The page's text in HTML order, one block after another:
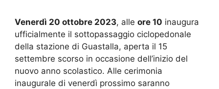
Venerdì 20 ottobre 2023, alle ore 10 inaugura
ufficialmente il sottopassaggio ciclopedonale
della stazione di Guastalla, aperta il 15
settembre scorso in occasione dell’inizio del
nuovo anno scolastico. Alle cerimonia
inaugurale di venerdì prossimo saranno